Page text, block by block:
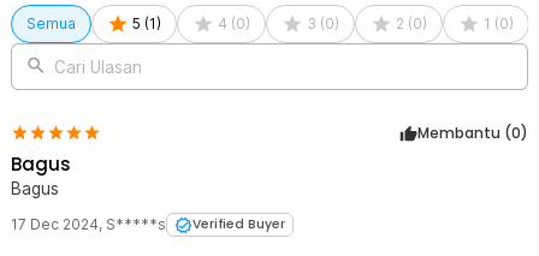
Semua 5 (1 ) 4 (0) 3 (0) 2 (0) 1 (0)
Cari Ulasan
Membantu (0)
Bagus
Bagus
17 Dec 2024, S*****s Verified Buyer